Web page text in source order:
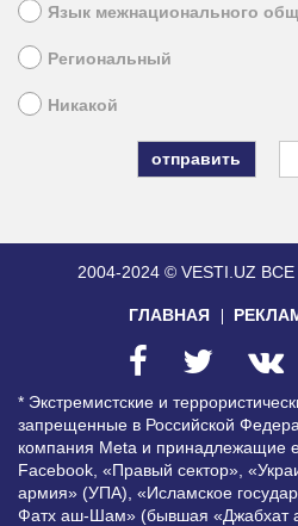
Язык межнационального
Региональный
Никакой
2004-2024 © VESTI.UZ
ГЛАВНАЯ
* Экстремистские и
запрещенные в Российской
компания Meta и принадлежащие
Facebook, «Правый сектор»,
армия» (УПА), «Исламское
Фатх аш-Шам» (бывшая «Джабхат